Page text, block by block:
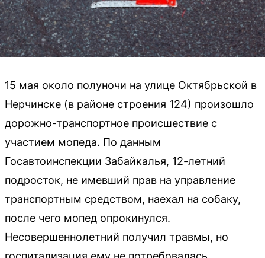
15 мая около полуночи на улице Октябрьской в
Нерчинске (в районе строения 124) произошло
дорожно-транспортное происшествие с
участием мопеда. По данным
Госавтоинспекции Забайкалья, 12-летний
подросток, не имевший прав на управление
транспортным средством, наехал на собаку,
после чего мопед опрокинулся.
Несовершеннолетний получил травмы, но